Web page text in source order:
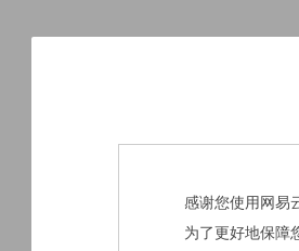
感谢您使用网易
为了更好地保障